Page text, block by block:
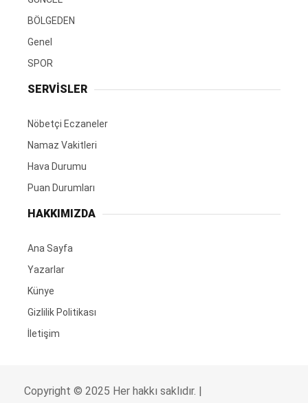
BÖLGEDEN
Genel
SPOR
SERVİSLER
Nöbetçi Eczaneler
Namaz Vakitleri
Hava Durumu
Puan Durumları
HAKKIMIZDA
Ana Sayfa
Yazarlar
Künye
Gizlilik Politikası
İletişim
Copyright © 2025 Her hakkı saklıdır. |